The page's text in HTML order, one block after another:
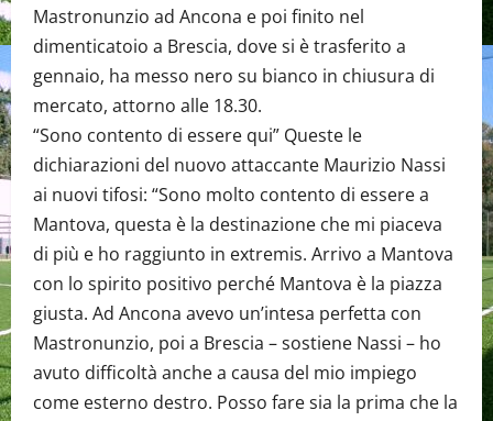
Mastronunzio ad Ancona e poi finito nel
dimenticatoio a Brescia, dove si è trasferito a
gennaio, ha messo nero su bianco in chiusura di
mercato, attorno alle 18.30.
“Sono contento di essere qui” Queste le
dichiarazioni del nuovo attaccante Maurizio Nassi
ai nuovi tifosi: “Sono molto contento di essere a
Mantova, questa è la destinazione che mi piaceva
di più e ho raggiunto in extremis. Arrivo a Mantova
con lo spirito positivo perché Mantova è la piazza
giusta. Ad Ancona avevo un’intesa perfetta con
Mastronunzio, poi a Brescia – sostiene Nassi – ho
avuto difficoltà anche a causa del mio impiego
come esterno destro. Posso fare sia la prima che la